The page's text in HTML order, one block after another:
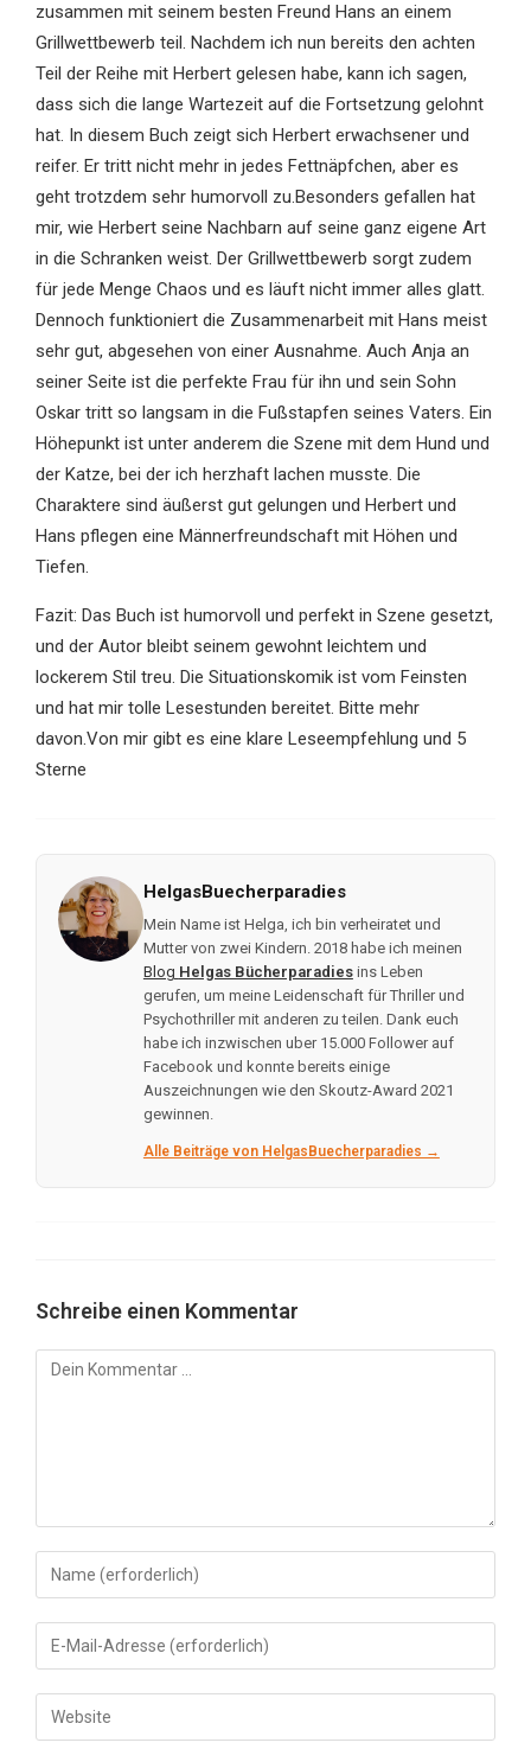
zusammen mit seinem besten Freund Hans an einem
Grillwettbewerb teil. Nachdem ich nun bereits den achten
Teil der Reihe mit Herbert gelesen habe, kann ich sagen,
dass sich die lange Wartezeit auf die Fortsetzung gelohnt
hat. In diesem Buch zeigt sich Herbert erwachsener und
reifer. Er tritt nicht mehr in jedes Fettnäpfchen, aber es
geht trotzdem sehr humorvoll zu.Besonders gefallen hat
mir, wie Herbert seine Nachbarn auf seine ganz eigene Art
in die Schranken weist. Der Grillwettbewerb sorgt zudem
für jede Menge Chaos und es läuft nicht immer alles glatt.
Dennoch funktioniert die Zusammenarbeit mit Hans meist
sehr gut, abgesehen von einer Ausnahme. Auch Anja an
seiner Seite ist die perfekte Frau für ihn und sein Sohn
Oskar tritt so langsam in die Fußstapfen seines Vaters. Ein
Höhepunkt ist unter anderem die Szene mit dem Hund und
der Katze, bei der ich herzhaft lachen musste. Die
Charaktere sind äußerst gut gelungen und Herbert und
Hans pflegen eine Männerfreundschaft mit Höhen und
Tiefen.
Fazit: Das Buch ist humorvoll und perfekt in Szene gesetzt,
und der Autor bleibt seinem gewohnt leichtem und
lockerem Stil treu. Die Situationskomik ist vom Feinsten
und hat mir tolle Lesestunden bereitet. Bitte mehr
davon.Von mir gibt es eine klare Leseempfehlung und 5
Sterne
HelgasBuecherparadies
Mein Name ist Helga, ich bin verheiratet und
Mutter von zwei Kindern. 2018 habe ich meinen
Blog Helgas Bücherparadiesins Leben
gerufen, um meine Leidenschaft für Thriller und
Psychothriller mit anderen zu teilen. Dank euch
habe ich inzwischen uber 15.000 Follower auf
Facebook und konnte bereits einige
Auszeichnungen wie den Skoutz-Award 2021
gewinnen.
Alle Beiträge von HelgasBuecherparadies →
Schreibe einen Kommentar
Kommentar
Gib
deinen
Namen
oder
zum
Kommentieren
Gib
deine
E-
Mail-
Gib
deine